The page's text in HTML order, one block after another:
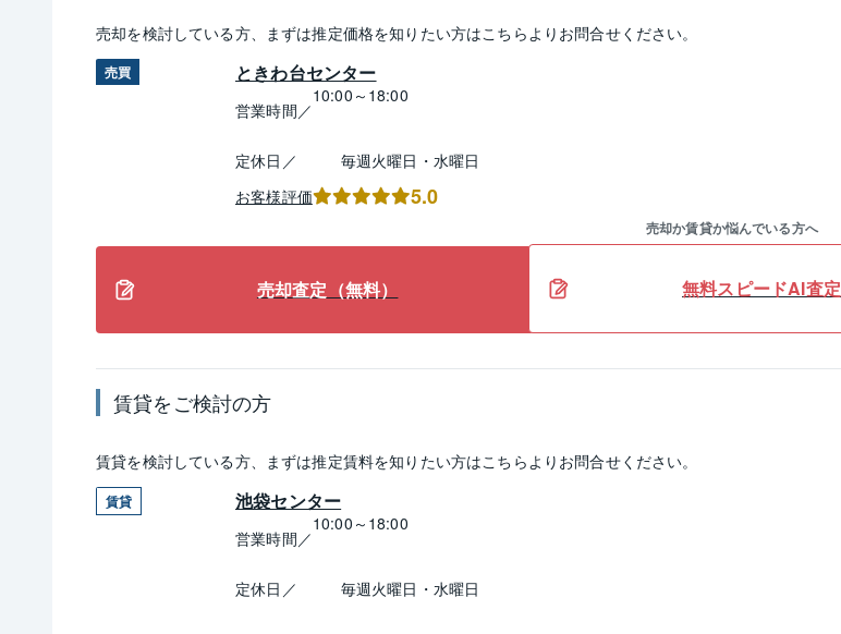
売却を検討している方、まずは推定価格を知りたい方はこちらよりお問合せください。
売買 ときわ台センター
営業時間／
10:00～18:00
定休日／
毎週火曜日・水曜日
お客様評価
5.0
売却査定（無料）
売却か賃貸か悩んでいる方へ
無料スピードAI査定
賃貸をご検討の方
賃貸を検討している方、まずは推定賃料を知りたい方はこちらよりお問合せください。
賃貸 池袋センター
営業時間／
10:00～18:00
定休日／ 毎週火曜日・水曜日